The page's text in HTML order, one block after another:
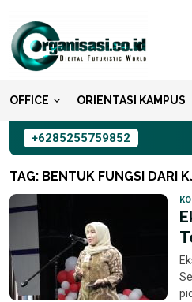
konten
OFFICE ORIENTASI KAMPUS
+6285255759852
TAG: BENTUK FUNGSI DARI